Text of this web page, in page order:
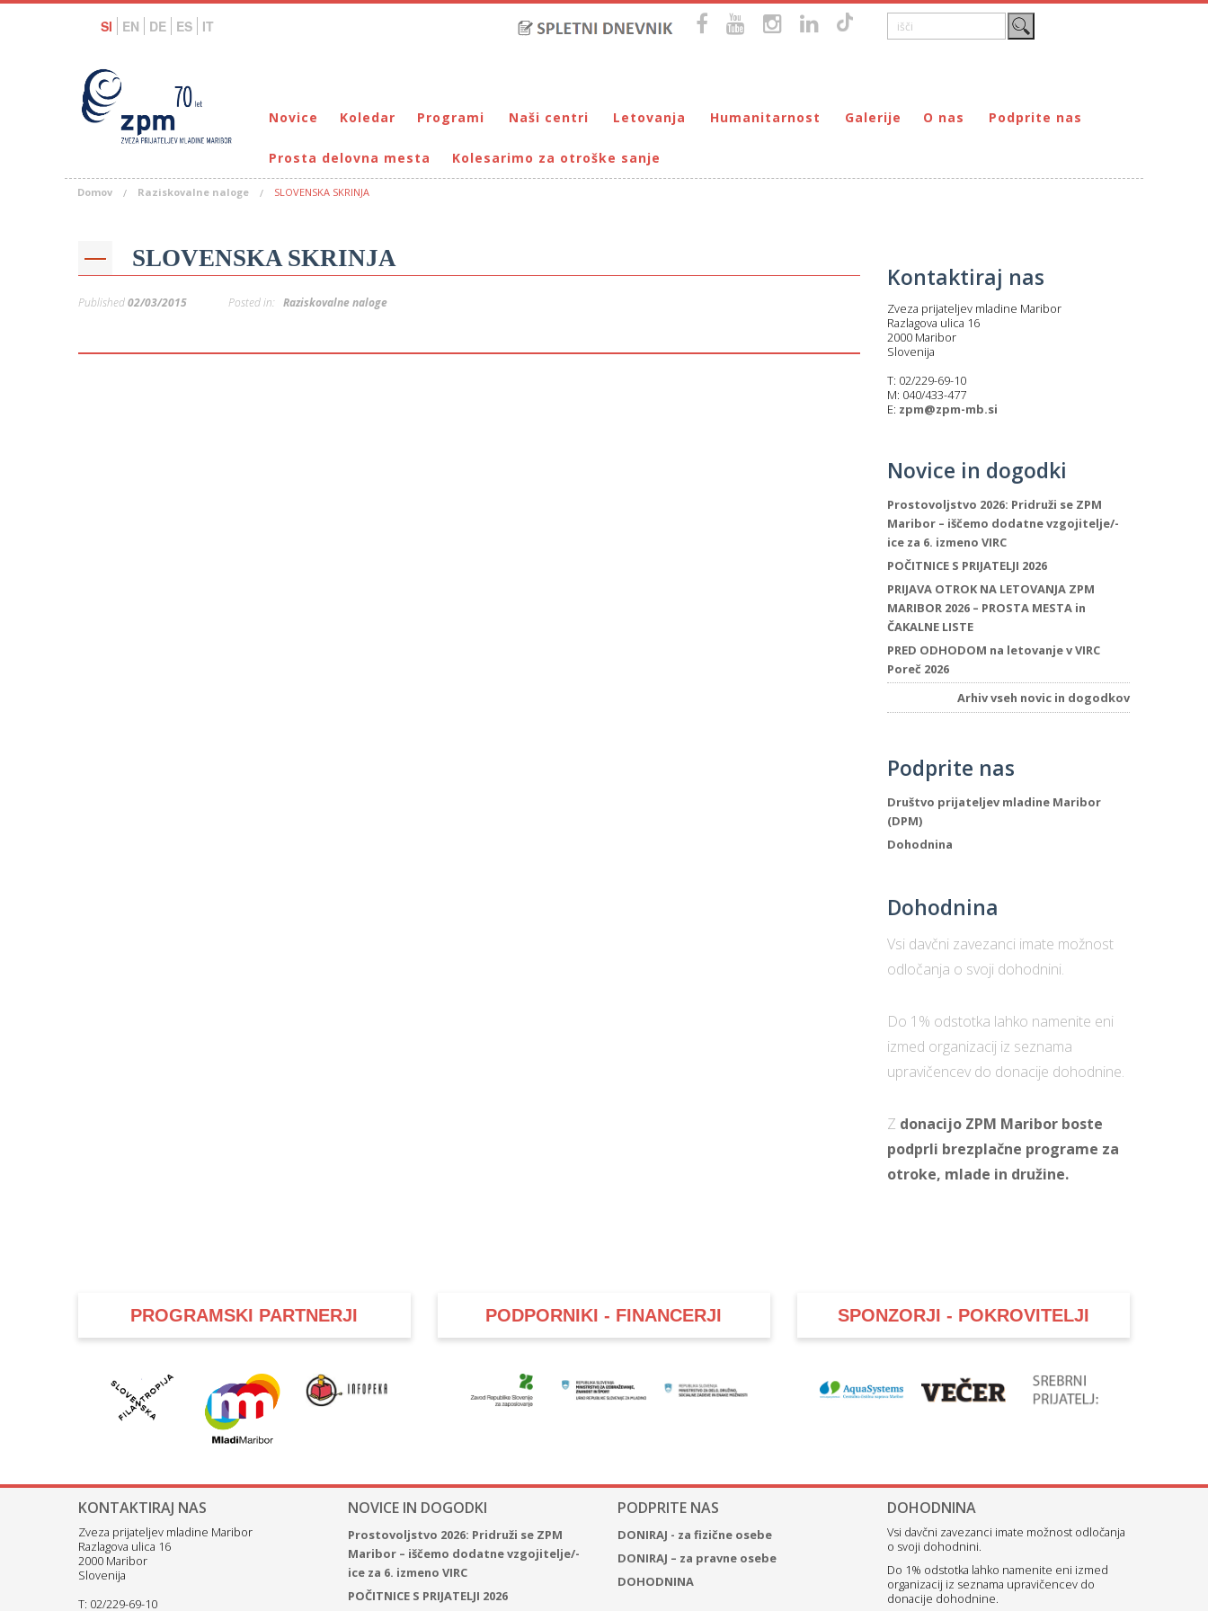
SI EN DE ES IT
Novice Koledar Programi
Bralna značka
Eko programi
Naši centri
DUM Maribor
VIRC Poreč
Letovanja
Letovanje – VIRC Poreč
Letovanje – DMZ na Pohorju
Humanitarnost
Dohodnina – Društvo prijateljev mladine Maribor
Galerije O nas
Poslanstvo
Prostovoljci
Transparentnost delovanja
Podprite nas
DONIRAJ – za pravne osebe
Prosta delovna mesta Kolesarimo za otroške sanje
Domov Raziskovalne naloge SLOVENSKA SKRINJA
SLOVENSKA SKRINJA
Published02/03/2015 Posted in: Raziskovalne naloge
Kontaktiraj nas
Zveza prijateljev mladine Maribor
Razlagova ulica 16
2000 Maribor
Slovenija
T: 02/229-69-10
M: 040/433-477
E: zpm@zpm-mb.si
Novice in dogodki
Prostovoljstvo 2026: Pridruži se ZPM
Maribor – iščemo dodatne vzgojitelje/-
ice za 6. izmeno VIRC
POČITNICE S PRIJATELJI 2026
PRIJAVA OTROK NA LETOVANJA ZPM
MARIBOR 2026 – PROSTA MESTA in
ČAKALNE LISTE
PRED ODHODOM na letovanje v VIRC
Poreč 2026
Arhiv vseh novic in dogodkov
Podprite nas
Društvo prijateljev mladine Maribor
(DPM)
Dohodnina
Dohodnina
Vsi davčni zavezanci imate možnost
odločanja o svoji dohodnini.
Do 1% odstotka lahko namenite eni
izmed organizacij iz seznama
upravičencev do donacije dohodnine.
Z donacijo ZPM Maribor boste
podprli brezplačne programe za
otroke, mlade in družine.
PROGRAMSKI PARTNERJI PODPORNIKI - FINANCERJI SPONZORJI - POKROVITELJI
KONTAKTIRAJ NAS
Zveza prijateljev mladine Maribor
Razlagova ulica 16
2000 Maribor
Slovenija
T: 02/229-69-10
NOVICE IN DOGODKI
Prostovoljstvo 2026: Pridruži se ZPM
Maribor – iščemo dodatne vzgojitelje/-
ice za 6. izmeno VIRC
POČITNICE S PRIJATELJI 2026
PODPRITE NAS
DONIRAJ - za fizične osebe
DONIRAJ – za pravne osebe
DOHODNINA
DOHODNINA
Vsi davčni zavezanci imate možnost odločanja
o svoji dohodnini.
Do 1% odstotka lahko namenite eni izmed
organizacij iz seznama upravičencev do
donacije dohodnine.